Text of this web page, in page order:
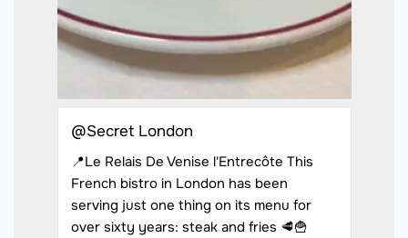
@Secret London
📍Le Relais De Venise l'Entrecôte This
French bistro in London has been
serving just one thing on its menu for
over sixty years: steak and fries 🥩🍟